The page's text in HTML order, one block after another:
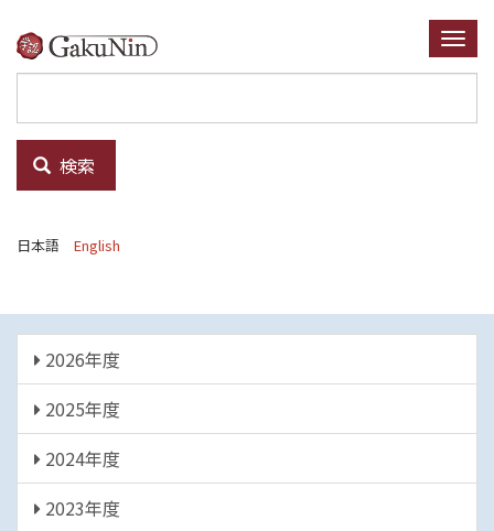
イ
ン
ン
テ
ツ
検索
日本語 English
年
度
2026年度
2025年度
2024年度
2023年度